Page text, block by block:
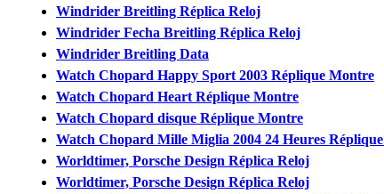
Windrider Breitling Réplica Reloj
Windrider Fecha Breitling Réplica Reloj
Windrider Breitling Data
Watch Chopard Happy Sport 2003 Réplique Montre
Watch Chopard Heart Réplique Montre
Watch Chopard disque Réplique Montre
Watch Chopard Mille Miglia 2004 24 Heures
Worldtimer, Porsche Design Réplica Reloj
Worldtimer, Porsche Design Réplica Reloj